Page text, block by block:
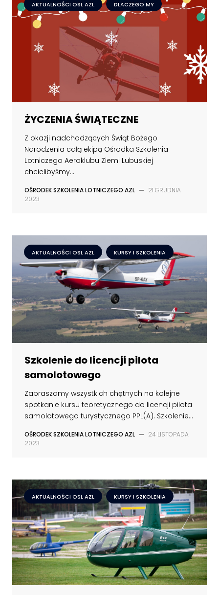
AKTUALNOŚCI OSL AZL DLACZEGO MY
ŻYCZENIA ŚWIĄTECZNE
Z okazji nadchodzących Świąt Bożego
Narodzenia całą ekipą Ośrodka Szkolenia
Lotniczego Aeroklubu Ziemi Lubuskiej
chcielibyśmy...
OŚRODEK SZKOLENIA LOTNICZEGO AZL — 21 GRUDNIA
2023
AKTUALNOŚCI OSL AZL KURSY I SZKOLENIA
Szkolenie do licencji pilota
samolotowego
Zapraszamy wszystkich chętnych na kolejne
spotkanie kursu teoretycznego do licencji pilota
samolotowego turystycznego PPL(A). Szkolenie...
OŚRODEK SZKOLENIA LOTNICZEGO AZL — 24 LISTOPADA
2023
AKTUALNOŚCI OSL AZL KURSY I SZKOLENIA